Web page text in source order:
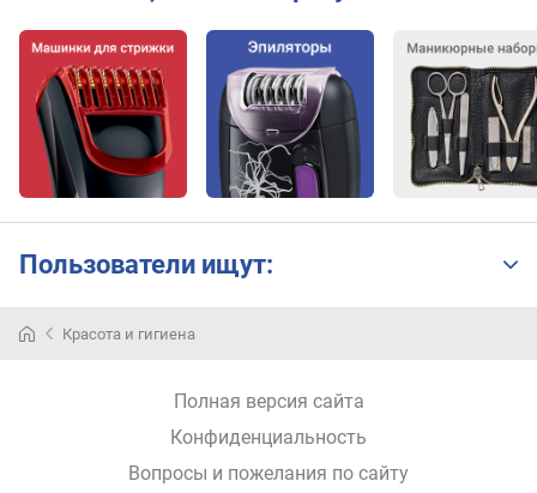
л
а
ж
и
в
а
н
и
о
Пользователи ищут:
Красота и гигиена
Полная версия сайта
Конфиденциальность
Вопросы и пожелания по сайту